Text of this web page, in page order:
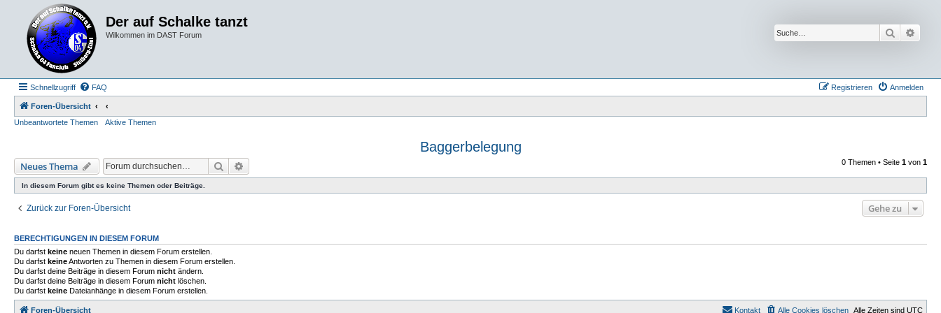
Der auf Schalke tanzt
Wilkommen im DAST Forum Suche
Schnellzugriff FAQ Anmelden
Registrieren
Foren-Übersicht
Unbeantwortete Themen
Aktive Themen
Baggerbelegung
Neues Thema Suche 0 Themen • Seite 1 von 1
In diesem Forum gibt es keine Themen oder Beiträge.
Zurück zur Foren-Übersicht Gehe zu
BERECHTIGUNGEN IN DIESEM FORUM
Du darfst keine neuen Themen in diesem Forum erstellen.
Du darfst keineAntworten zu Themen in diesem Forum erstellen.
Du darfst deine Beiträge in diesem Forum nicht ändern.
Du darfst deine Beiträge in diesem Forum nicht löschen.
Du darfst keine Dateianhänge in diesem Forum erstellen.
Foren-Übersicht Alle Zeiten sind UTC
Alle Cookies löschen
Kontakt